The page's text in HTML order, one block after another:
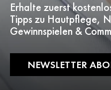
Erhalte zuerst
Tipps zu Hautpflege,
Gewinnspielen &
NEWSLETTER